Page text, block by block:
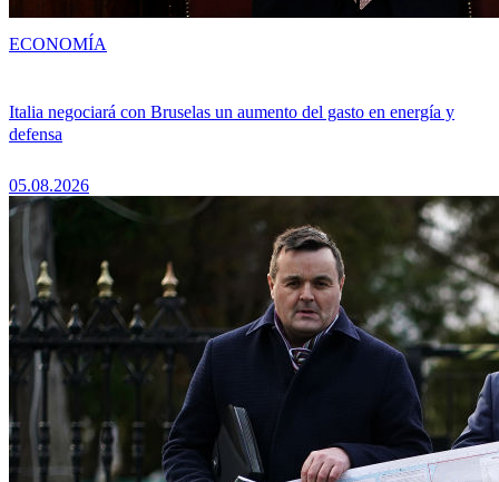
Italia negociará con Bruselas un aumento del gasto en energía y
defensa
05.08.2026
ECONOMÍA